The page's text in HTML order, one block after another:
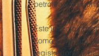
petróleo y carbón
Este insecto
como el Sahara
registradoras y